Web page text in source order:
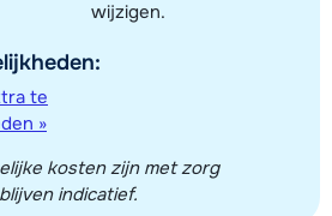
te
»
wijzigen.
kosten zijn met zorg
indicatief.